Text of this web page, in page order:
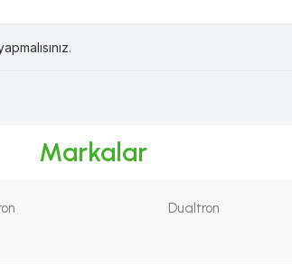
.
Markalar
Dualtron